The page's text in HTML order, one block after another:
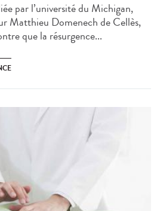
par l’université du Michigan,
Matthieu Domenech de Cellès,
que la résurgence...